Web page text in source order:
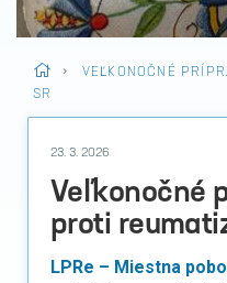
>
VEĽKONOČNÉ
SR
23. 3. 2026
Veľkonočné
proti
LPRe – Miestna